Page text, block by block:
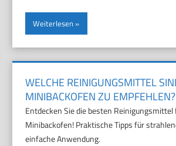
Weiterlesen
WELCHE REINIGUNGSMITTEL
MINIBACKOFEN ZU EMPFEHLEN?
Entdecken Sie die besten Reinigungsmittel
Minibackofen! Praktische Tipps für
einfache Anwendung.